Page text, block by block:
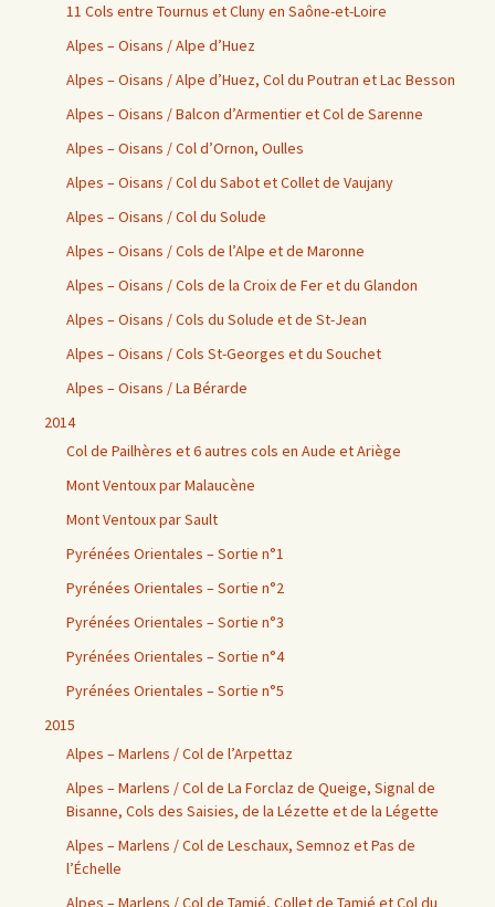
11 Cols entre Tournus et Cluny en Saône-et-Loire
Alpes – Oisans / Alpe d’Huez
Alpes – Oisans / Alpe d’Huez, Col du Poutran et Lac Besson
Alpes – Oisans / Balcon d’Armentier et Col de Sarenne
Alpes – Oisans / Col d’Ornon, Oulles
Alpes – Oisans / Col du Sabot et Collet de Vaujany
Alpes – Oisans / Col du Solude
Alpes – Oisans / Cols de l’Alpe et de Maronne
Alpes – Oisans / Cols de la Croix de Fer et du Glandon
Alpes – Oisans / Cols du Solude et de St-Jean
Alpes – Oisans / Cols St-Georges et du Souchet
Alpes – Oisans / La Bérarde
2014
Col de Pailhères et 6 autres cols en Aude et Ariège
Mont Ventoux par Malaucène
Mont Ventoux par Sault
Pyrénées Orientales – Sortie n°1
Pyrénées Orientales – Sortie n°2
Pyrénées Orientales – Sortie n°3
Pyrénées Orientales – Sortie n°4
Pyrénées Orientales – Sortie n°5
2015
Alpes – Marlens / Col de l’Arpettaz
Alpes – Marlens / Col de La Forclaz de Queige, Signal de
Bisanne, Cols des Saisies, de la Lézette et de la Légette
Alpes – Marlens / Col de Leschaux, Semnoz et Pas de
l’Échelle
Alpes – Marlens / Col de Tamié, Collet de Tamié et Col du